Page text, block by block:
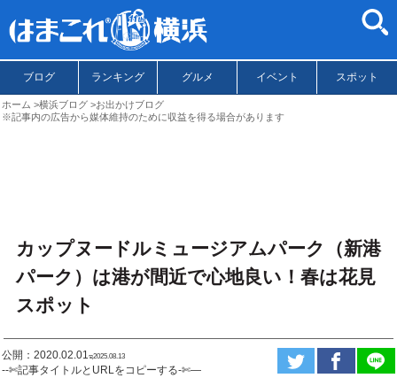
ブログ ランキング グルメ イベント スポット
ホーム 横浜ブログ
お出かけブログ
※記事内の広告から媒体維持のために収益を得る場合があります
カップヌードルミュージアムパーク（新港
パーク）は港が間近で心地良い！春は花見
スポット
公開：2020.02.01ಇ2025.08.13
--✄記事タイトルとURLをコピーする-✄—